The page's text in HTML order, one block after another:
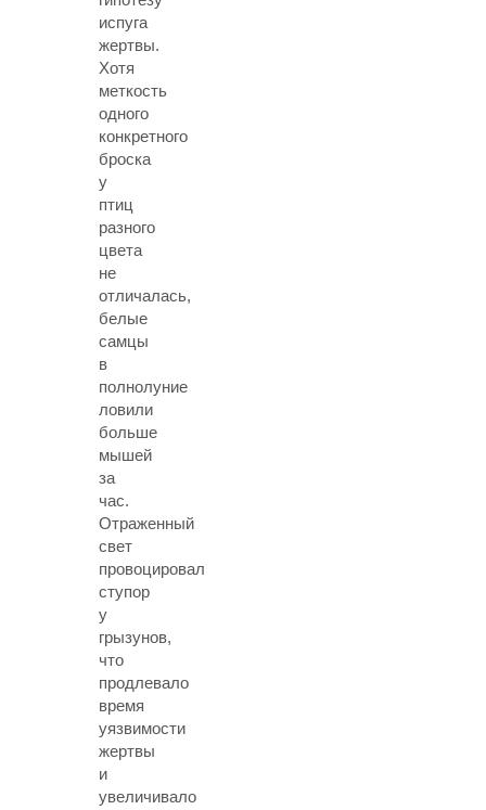
испуга
жертвы.
Хотя
меткость
одного
конкретного
броска
у
птиц
разного
цвета
не
отличалась,
белые
самцы
в
полнолуние
ловили
больше
мышей
за
час.
Отраженный
свет
провоцировал
ступор
у
грызунов,
что
продлевало
время
уязвимости
жертвы
и
увеличивало